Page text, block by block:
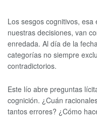
Los sesgos cognitivos,
nuestras decisiones, van
enredada. Al día de la
categorías no siempre
contradictorios.
Este lío abre preguntas
cognición. ¿Cuán
tantos errores? ¿Cómo